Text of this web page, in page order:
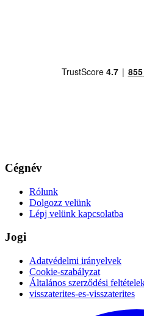
Cégnév
Rólunk
Dolgozz velünk
Lépj velünk kapcsolatba
Jogi
Adatvédelmi irányelvek
Cookie-szabályzat
Általános szerződési
visszaterites-es-visszaterites